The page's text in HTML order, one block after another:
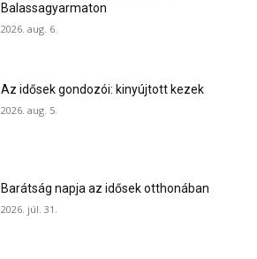
Balassagyarmaton
2026. aug. 6.
Az idősek gondozói: kinyújtott kezek
2026. aug. 5.
Barátság napja az idősek otthonában
2026. júl. 31.